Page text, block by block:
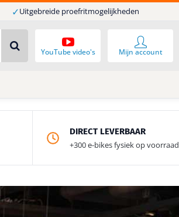
✓Uitgebreide proefritmogelijkheden
YouTube video's Mijn account
DIRECT LEVERBAAR
+300 e-bikes fysiek op voorraad